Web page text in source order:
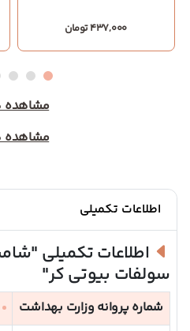
437,000 تومان
مشاهده
مشاهده
اطلاعات تکمیلی
اطلاعات تکمیلی
سولفات بیوتی کر"
شماره پروانه وزارت بهداشت